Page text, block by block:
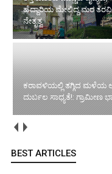
ಹೆದ್ದಾರಿಯ ಮೇಲಿದ್ದ ಮರ
ನೇತೃತ್ವ
ಕರಾವಳಿಯಲ್ಲಿ ತಗ್ಗಿದ ಮಳೆಯ
ದುರ್ಬಲ ಸಾಧ್ಯತೆ!: ಗ್ರಾಮೀಣ
BEST ARTICLES